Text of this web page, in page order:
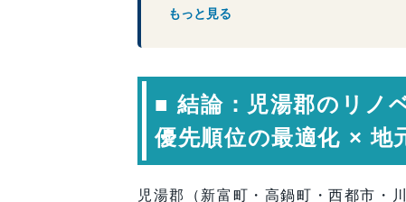
## 3. 古い家を賢く改善する「
（2）湿気・結露対策
（3）耐震補強
もっと見る
■ 結論：児湯郡のリノ
優先順位の最適化 × 地
児湯郡（新富町・高鍋町・西都市・